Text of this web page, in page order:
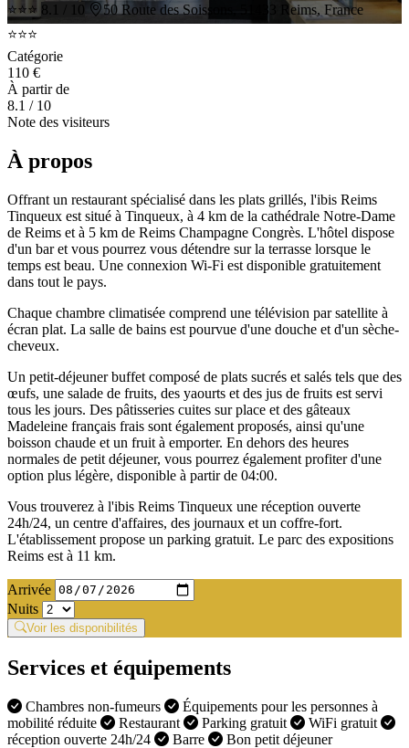
⭐⭐⭐ 8.1 / 10
50 Route des Soissons, 51433 Reims, France
⭐⭐⭐
Catégorie
110 €
À partir de
8.1 / 10
Note des visiteurs
À propos
Offrant un restaurant spécialisé dans les plats grillés, l'ibis Reims
Tinqueux est situé à Tinqueux, à 4 km de la cathédrale Notre-Dame
de Reims et à 5 km de Reims Champagne Congrès. L'hôtel dispose
d'un bar et vous pourrez vous détendre sur la terrasse lorsque le
temps est beau. Une connexion Wi-Fi est disponible gratuitement
dans tout le pays.
Chaque chambre climatisée comprend une télévision par satellite à
écran plat. La salle de bains est pourvue d'une douche et d'un sèche-
cheveux.
Un petit-déjeuner buffet composé de plats sucrés et salés tels que des
œufs, une salade de fruits, des yaourts et des jus de fruits est servi
tous les jours. Des pâtisseries cuites sur place et des gâteaux
Madeleine français frais sont également proposés, ainsi qu'une
boisson chaude et un fruit à emporter. En dehors des heures
normales de petit déjeuner, vous pourrez également profiter d'une
option plus légère, disponible à partir de 04:00.
Vous trouverez à l'ibis Reims Tinqueux une réception ouverte
24h/24, un centre d'affaires, des journaux et un coffre-fort.
L'établissement propose un parking gratuit. Le parc des expositions
Reims est à 11 km.
Arrivée
Nuits
Voir les disponibilités
Services et équipements
Chambres non-fumeurs
Équipements pour les personnes à
mobilité réduite
Restaurant Parking gratuit
WiFi gratuit
réception ouverte 24h/24
Barre Bon petit déjeuner